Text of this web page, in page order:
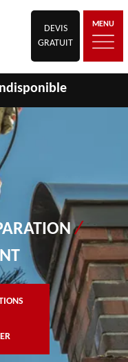
DEVIS
GRATUIT
MENU
/